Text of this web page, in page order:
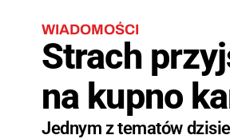
WIADOMOŚCI
Strach
na kupno
Jednym z tematów